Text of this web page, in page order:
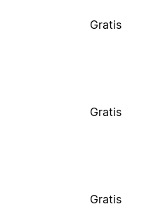
Gratis
Gratis
Gratis